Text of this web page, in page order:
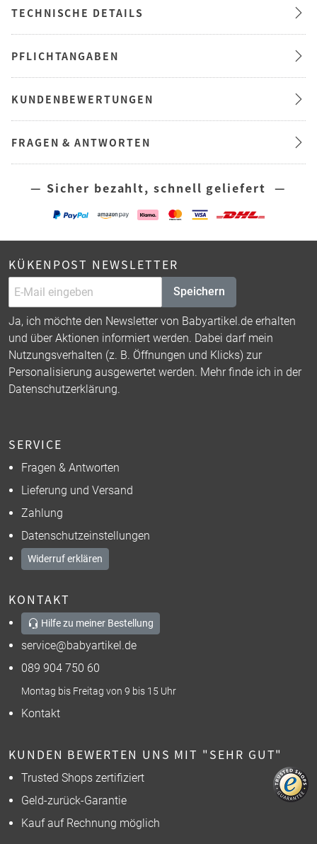
TECHNISCHE DETAILS
PFLICHTANGABEN
KUNDENBEWERTUNGEN
FRAGEN & ANTWORTEN
— Sicher bezahlt, schnell geliefert —
KÜKENPOST NEWSLETTER
Speichern
Ja, ich möchte den Newsletter von Babyartikel.de erhalten
und über Aktionen informiert werden. Dabei darf mein
Nutzungsverhalten (z. B. Öffnungen und Klicks) zur
Personalisierung ausgewertet werden. Mehr finde ich in der
Datenschutzerklärung.
SERVICE
Fragen & Antworten
Lieferung und Versand
Zahlung
Datenschutzeinstellungen
Widerruf erklären
KONTAKT
Hilfe zu meiner Bestellung
service@babyartikel.de
089 904 750 60
Montag bis Freitag von 9 bis 15 Uhr
Kontakt
KUNDEN BEWERTEN UNS MIT "SEHR GUT"
Trusted Shops zertifiziert
Geld-zurück-Garantie
Kauf auf Rechnung möglich